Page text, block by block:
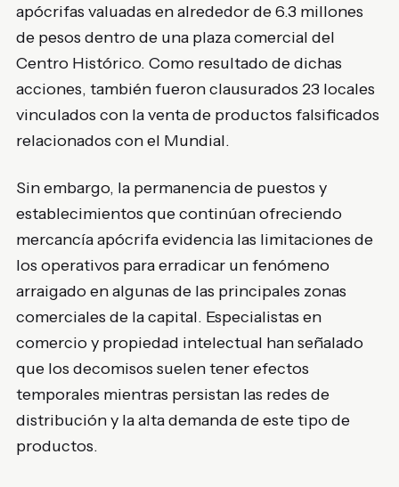
apócrifas valuadas en alrededor de 6.3 millones
de pesos dentro de una plaza comercial del
Centro Histórico. Como resultado de dichas
acciones, también fueron clausurados 23 locales
vinculados con la venta de productos falsificados
relacionados con el Mundial.
Sin embargo, la permanencia de puestos y
establecimientos que continúan ofreciendo
mercancía apócrifa evidencia las limitaciones de
los operativos para erradicar un fenómeno
arraigado en algunas de las principales zonas
comerciales de la capital. Especialistas en
comercio y propiedad intelectual han señalado
que los decomisos suelen tener efectos
temporales mientras persistan las redes de
distribución y la alta demanda de este tipo de
productos.